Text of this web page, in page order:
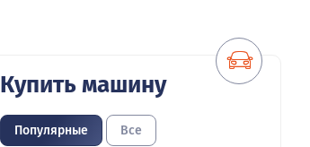
Купить машину
Популярные Все